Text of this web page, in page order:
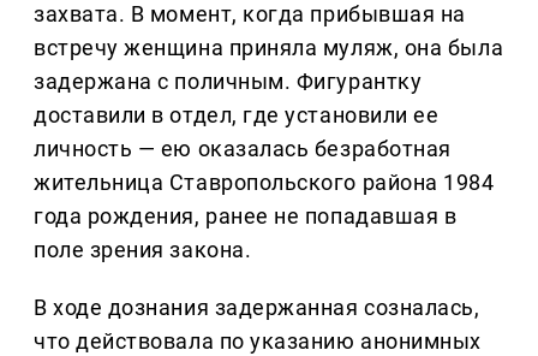
захвата. В момент, когда прибывшая на
встречу женщина приняла муляж, она была
задержана с поличным. Фигурантку
доставили в отдел, где установили ее
личность — ею оказалась безработная
жительница Ставропольского района 1984
года рождения, ранее не попадавшая в
поле зрения закона.
В ходе дознания задержанная созналась,
что действовала по указанию анонимных